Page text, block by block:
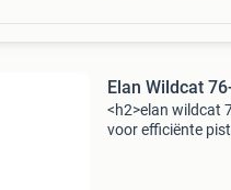
Elan Wildcat
<h2>elan wildcat
voor efficiënte